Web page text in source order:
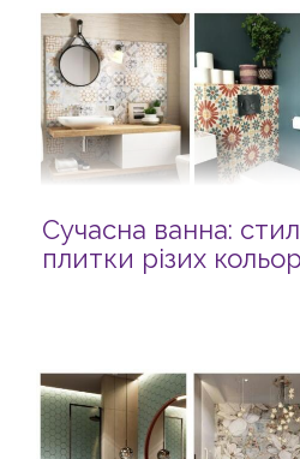
Сучасна ванна:
плитки різих